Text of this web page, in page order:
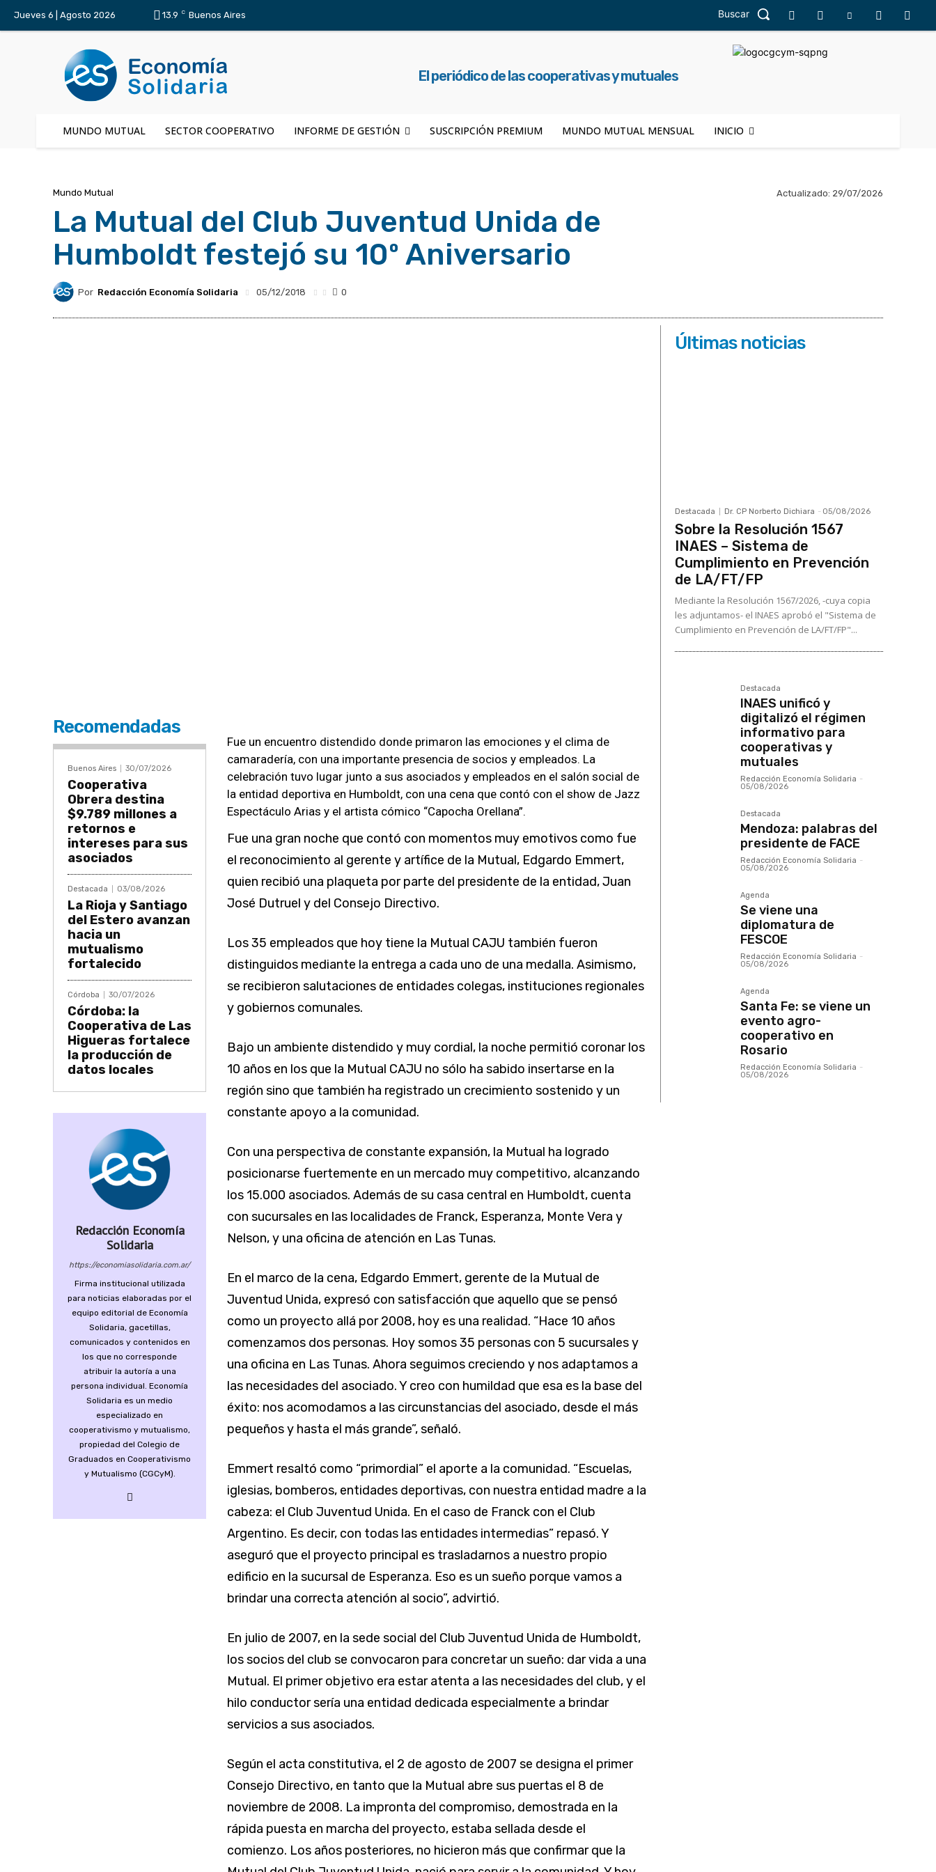
Jueves 6 | Agosto 2026 13.9 C Buenos Aires Buscar
El periódico de las cooperativas y mutuales
MUNDO MUTUAL SECTOR COOPERATIVO INFORME DE GESTIÓN SUSCRIPCIÓN PREMIUM MUNDO MUTUAL MENSUAL INICIO
Mundo Mutual Actualizado: 29/07/2026
La Mutual del Club Juventud Unida de
Humboldt festejó su 10º Aniversario
Por Redacción Economía Solidaria 05/12/2018 0
Recomendadas
Buenos Aires 30/07/2026
Cooperativa
Obrera destina
$9.789 millones a
retornos e
intereses para sus
asociados
Destacada 03/08/2026
La Rioja y Santiago
del Estero avanzan
hacia un
mutualismo
fortalecido
Córdoba 30/07/2026
Córdoba: la
Cooperativa de Las
Higueras fortalece
la producción de
datos locales
Redacción Economía
Solidaria
https://economiasolidaria.com.ar/
Firma institucional utilizada
para noticias elaboradas por el
equipo editorial de Economía
Solidaria, gacetillas,
comunicados y contenidos en
los que no corresponde
atribuir la autoría a una
persona individual. Economía
Solidaria es un medio
especializado en
cooperativismo y mutualismo,
propiedad del Colegio de
Graduados en Cooperativismo
y Mutualismo (CGCyM).
Fue un encuentro distendido donde primaron las emociones y el clima de
camaradería, con una importante presencia de socios y empleados. La
celebración tuvo lugar junto a sus asociados y empleados en el salón social de
la entidad deportiva en Humboldt, con una cena que contó con el show de Jazz
Espectáculo Arias y el artista cómico “Capocha Orellana”.
Fue una gran noche que contó con momentos muy emotivos como fue
el reconocimiento al gerente y artífice de la Mutual, Edgardo Emmert,
quien recibió una plaqueta por parte del presidente de la entidad, Juan
José Dutruel y del Consejo Directivo.
Los 35 empleados que hoy tiene la Mutual CAJU también fueron
distinguidos mediante la entrega a cada uno de una medalla. Asimismo,
se recibieron salutaciones de entidades colegas, instituciones regionales
y gobiernos comunales.
Bajo un ambiente distendido y muy cordial, la noche permitió coronar los
10 años en los que la Mutual CAJU no sólo ha sabido insertarse en la
región sino que también ha registrado un crecimiento sostenido y un
constante apoyo a la comunidad.
Con una perspectiva de constante expansión, la Mutual ha logrado
posicionarse fuertemente en un mercado muy competitivo, alcanzando
los 15.000 asociados. Además de su casa central en Humboldt, cuenta
con sucursales en las localidades de Franck, Esperanza, Monte Vera y
Nelson, y una oficina de atención en Las Tunas.
En el marco de la cena, Edgardo Emmert, gerente de la Mutual de
Juventud Unida, expresó con satisfacción que aquello que se pensó
como un proyecto allá por 2008, hoy es una realidad. “Hace 10 años
comenzamos dos personas. Hoy somos 35 personas con 5 sucursales y
una oficina en Las Tunas. Ahora seguimos creciendo y nos adaptamos a
las necesidades del asociado. Y creo con humildad que esa es la base del
éxito: nos acomodamos a las circunstancias del asociado, desde el más
pequeños y hasta el más grande”, señaló.
Emmert resaltó como “primordial” el aporte a la comunidad. “Escuelas,
iglesias, bomberos, entidades deportivas, con nuestra entidad madre a la
cabeza: el Club Juventud Unida. En el caso de Franck con el Club
Argentino. Es decir, con todas las entidades intermedias” repasó. Y
aseguró que el proyecto principal es trasladarnos a nuestro propio
edificio en la sucursal de Esperanza. Eso es un sueño porque vamos a
brindar una correcta atención al socio”, advirtió.
En julio de 2007, en la sede social del Club Juventud Unida de Humboldt,
los socios del club se convocaron para concretar un sueño: dar vida a una
Mutual. El primer objetivo era estar atenta a las necesidades del club, y el
hilo conductor sería una entidad dedicada especialmente a brindar
servicios a sus asociados.
Según el acta constitutiva, el 2 de agosto de 2007 se designa el primer
Consejo Directivo, en tanto que la Mutual abre sus puertas el 8 de
noviembre de 2008. La impronta del compromiso, demostrada en la
rápida puesta en marcha del proyecto, estaba sellada desde el
comienzo. Los años posteriores, no hicieron más que confirmar que la
Últimas noticias
Destacada Dr. CP Norberto Dichiara - 05/08/2026
Sobre la Resolución 1567
INAES – Sistema de
Cumplimiento en Prevención
de LA/FT/FP
Mediante la Resolución 1567/2026, -cuya copia
les adjuntamos- el INAES aprobó el "Sistema de
Cumplimiento en Prevención de LA/FT/FP"...
Destacada
INAES unificó y
digitalizó el régimen
informativo para
cooperativas y
mutuales
Redacción Economía Solidaria -
05/08/2026
Destacada
Mendoza: palabras del
presidente de FACE
Redacción Economía Solidaria -
05/08/2026
Agenda
Se viene una
diplomatura de
FESCOE
Redacción Economía Solidaria -
05/08/2026
Agenda
Santa Fe: se viene un
evento agro-
cooperativo en
Rosario
Redacción Economía Solidaria -
05/08/2026